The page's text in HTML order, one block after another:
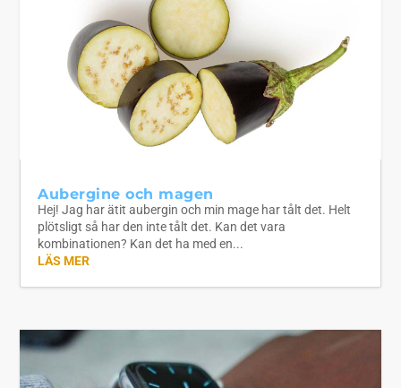
Aubergine och magen
Hej! Jag har ätit aubergin och min mage har tålt det. Helt
plötsligt så har den inte tålt det. Kan det vara
kombinationen? Kan det ha med en...
LÄS MER